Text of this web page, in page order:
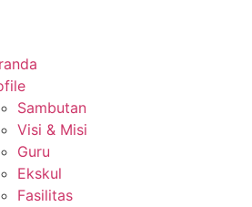
Sambutan
Visi & Misi
Guru
Ekskul
Fasilitas